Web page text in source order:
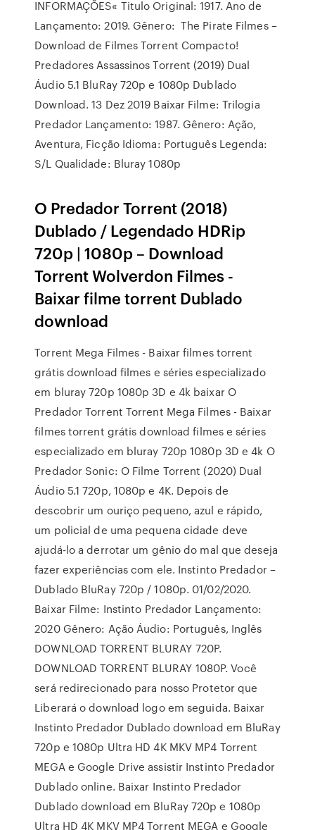
INFORMAÇÕES« Titulo Original: 1917. Ano de
Lançamento: 2019. Gênero: The Pirate Filmes –
Download de Filmes Torrent Compacto!
Predadores Assassinos Torrent (2019) Dual
Áudio 5.1 BluRay 720p e 1080p Dublado
Download. 13 Dez 2019 Baixar Filme: Trilogia
Predador Lançamento: 1987. Gênero: Ação,
Aventura, Ficção Idioma: Português Legenda:
S/L Qualidade: Bluray 1080p
O Predador Torrent (2018)
Dublado / Legendado HDRip
720p | 1080p – Download
Torrent Wolverdon Filmes -
Baixar filme torrent Dublado
download
Torrent Mega Filmes - Baixar filmes torrent
grátis download filmes e séries especializado
em bluray 720p 1080p 3D e 4k baixar O
Predador Torrent Torrent Mega Filmes - Baixar
filmes torrent grátis download filmes e séries
especializado em bluray 720p 1080p 3D e 4k O
Predador Sonic: O Filme Torrent (2020) Dual
Áudio 5.1 720p, 1080p e 4K. Depois de
descobrir um ouriço pequeno, azul e rápido,
um policial de uma pequena cidade deve
ajudá-lo a derrotar um gênio do mal que deseja
fazer experiências com ele. Instinto Predador –
Dublado BluRay 720p / 1080p. 01/02/2020.
Baixar Filme: Instinto Predador Lançamento:
2020 Gênero: Ação Áudio: Português, Inglês
DOWNLOAD TORRENT BLURAY 720P.
DOWNLOAD TORRENT BLURAY 1080P. Você
será redirecionado para nosso Protetor que
Liberará o download logo em seguida. Baixar
Instinto Predador Dublado download em BluRay
720p e 1080p Ultra HD 4K MKV MP4 Torrent
MEGA e Google Drive assistir Instinto Predador
Dublado online. Baixar Instinto Predador
Dublado download em BluRay 720p e 1080p
Ultra HD 4K MKV MP4 Torrent MEGA e Google